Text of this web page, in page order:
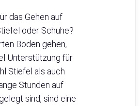
das Gehen auf
oder Schuhe?
Böden gehen,
Unterstützung für
Stiefel als auch
Stunden auf
sind, sind eine